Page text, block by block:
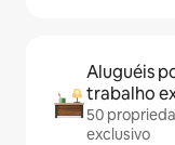
Aluguéis
trabalho
50
exclusivo